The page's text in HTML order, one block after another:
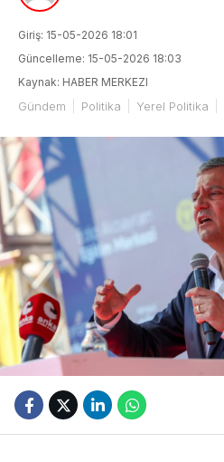
Giriş: 15-05-2026 18:01
Güncelleme: 15-05-2026 18:03
Kaynak: HABER MERKEZI
Gündem Politika Yerel Politika